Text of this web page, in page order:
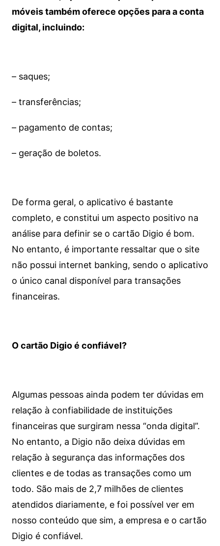
móveis também oferece opções para a conta
digital, incluindo:
– saques;
– transferências;
– pagamento de contas;
– geração de boletos.
De forma geral, o aplicativo é bastante
completo, e constitui um aspecto positivo na
análise para definir se o cartão Digio é bom.
No entanto, é importante ressaltar que o site
não possui internet banking, sendo o aplicativo
o único canal disponível para transações
financeiras.
O cartão Digio é confiável?
Algumas pessoas ainda podem ter dúvidas em
relação à confiabilidade de instituições
financeiras que surgiram nessa “onda digital”.
No entanto, a Digio não deixa dúvidas em
relação à segurança das informações dos
clientes e de todas as transações como um
todo. São mais de 2,7 milhões de clientes
atendidos diariamente, e foi possível ver em
nosso conteúdo que sim, a empresa e o cartão
Digio é confiável.